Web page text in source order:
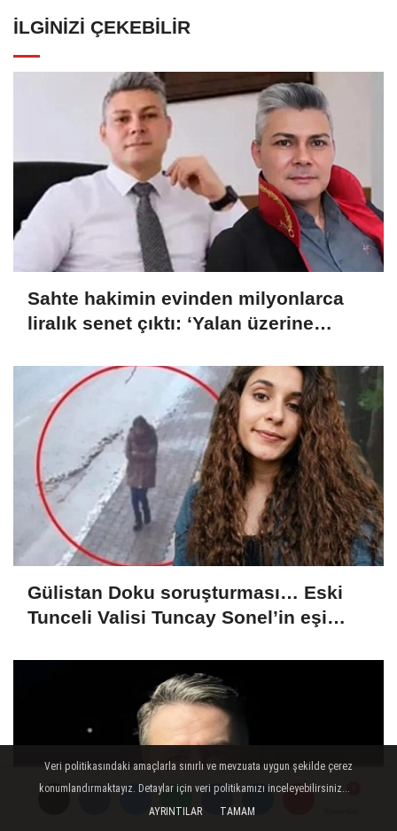
İLGINIZI ÇEKEBILIR
Sahte hakimin evinden milyonlarca
liralık senet çıktı: ‘Yalan üzerine
Gülistan Doku soruşturması… Eski
Tunceli Valisi Tuncay Sonel’in eşi
Veri politikasındaki amaçlarla sınırlı ve mevzuata uygun şekilde çerez
konumlandırmaktayız. Detaylar için veri politikamızı inceleyebilirsiniz...
AYRINTILAR
TAMAM